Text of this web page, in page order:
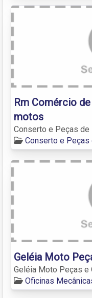
Rm Comércio
motos
Conserto e Peças
Conserto e
Geléia Moto
Geléia Moto Peças e
Oficinas